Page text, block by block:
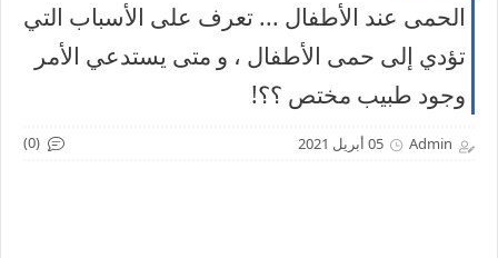
الحمى عند الأطفال ... تعرف على الأسباب التي
تؤدي إلى حمى الأطفال ، و متى يستدعي الأمر
وجود طبيب مختص ؟؟!
Admin 05 أبريل 2021 (0)